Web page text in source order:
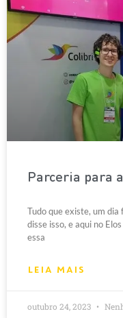
Parceria para
Tudo que existe, um dia
disse isso, e aqui no
essa
LEIA MAIS
outubro 24, 2023